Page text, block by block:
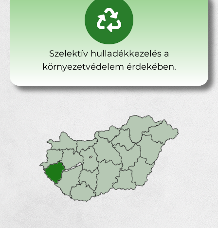
Szelektív hulladékkezelés a
környezetvédelem érdekében.